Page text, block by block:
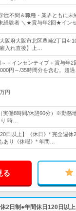
歴不問＆職種・業界ともに未
経験者 ＼★賞与年2回★イン
大阪府大阪市北区豊崎2丁目4-
入れ直後】上…
～＋インセンティブ＋賞与年
円～/35時間分を含む。超過
円
実働8時間/休憩60分）※勤務
時…
日以上】《休日》* 完全週
あり《休暇》* 年間…
る
2日制●年間休日120日以